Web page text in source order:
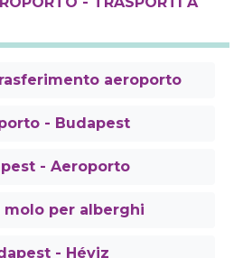
aeroporto
- Budapest
- Aeroporto
per alberghi
- Héviz